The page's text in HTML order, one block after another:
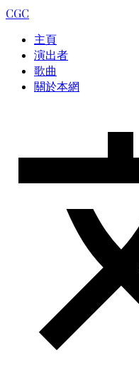
CGC
主頁
演出者
歌曲
關於本網